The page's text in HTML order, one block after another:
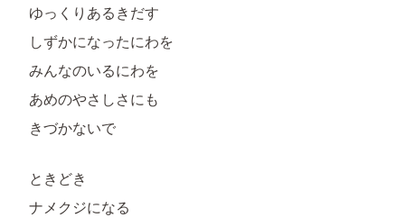
ゆっくりあるきだす
しずかになったにわを
みんなのいるにわを
あめのやさしさにも
きづかないで
ときどき
ナメクジになる